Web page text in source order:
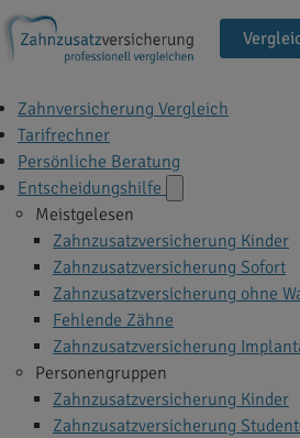
Zahnversicherung Vergleich
Tarifrechner
Persönliche Beratung
Entscheidungshilfe
Meistgelesen
Zahnzusatzversicherung Kinder
Zahnzusatzversicherung Sofort
Zahnzusatzversicherung ohne
Fehlende Zähne
Zahnzusatzversicherung
Personengruppen
Zahnzusatzversicherung Kinder
Zahnzusatzversicherung